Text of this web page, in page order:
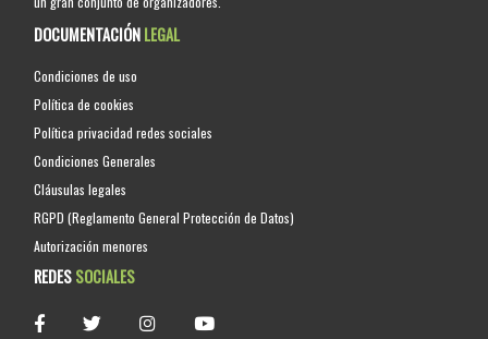
DOCUMENTACIÓNLEGAL
Condiciones de uso
Política de cookies
Política privacidad redes sociales
Condiciones Generales
Cláusulas legales
RGPD (Reglamento General Protección de Datos)
Autorización menores
REDESSOCIALES